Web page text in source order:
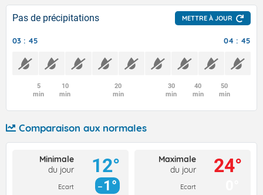
Pas de précipitations METTRE À JOUR
03 : 45 04 : 45
5
min
10
min
20
min
30
min
40
min
50
min
Comparaison aux normales
Minimale
du jour
Ecart
12°
1°
Maximale
du jour
Ecart
24°